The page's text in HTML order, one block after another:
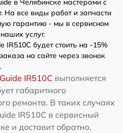
в Челябинске мастерами с
На все виды работ и запчасти
гарантию - мы в сервисном
услуг.
IR510C будет стоить на -15%
на сайте через звонок
IR510C выполняется
габаритного
ремонта. В таких случаях
IR510C в сервисный
и доставит обратно.